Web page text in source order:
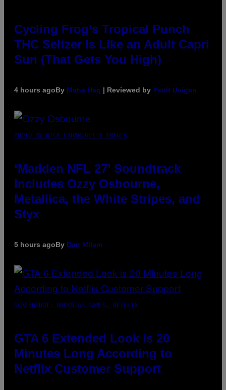
Cycling Frog’s Tropical Punch
THC Seltzer Is Like an Adult Capri
Sun (That Gets You High)
4 hours agoBy Maha Haq | Reviewed by Ysolt Usigan
PHOTO BY NICK LAHAM/GETTY IMAGES
‘Madden NFL 27’ Soundtrack
Includes Ozzy Osbourne,
Metallica, the White Stripes, and
Styx
5 hours agoBy Dan Milam
SCREENSHOT: ROCKSTAR GAMES, NETFLIX
GTA 6 Extended Look is 20
Minutes Long According to
Netflix Customer Support